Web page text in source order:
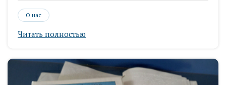
О нас
Читать полностью